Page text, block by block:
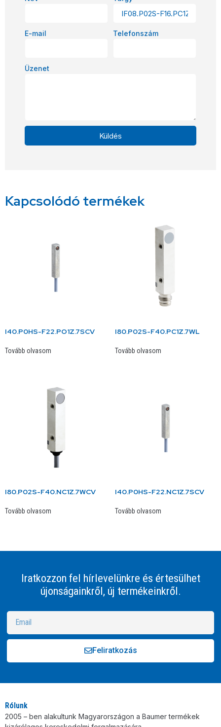
E-mail Telefonszám
Üzenet
Küldés
Kapcsolódó termékek
I40.P0HS-F22.PO1Z.7SCV
Tovább olvasom
I80.P02S-F40.PC1Z.7WL
Tovább olvasom
I80.P02S-F40.NC1Z.7WCV
Tovább olvasom
I40.P0HS-F22.NC1Z.7SCV
Tovább olvasom
Iratkozzon fel hírlevelünkre és értesülhet
újonságainkről, új termékeinkről.
Feliratkozás
Rólunk
2005 – ben alakultunk Magyarországon a Baumer termékek